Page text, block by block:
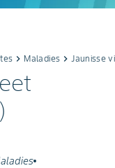
keyboard_arrow_right Maladies keyboard_arrow_rightJaunisse